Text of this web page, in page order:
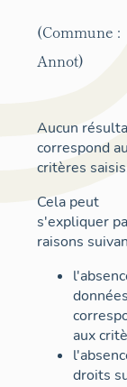
(Commune :
Annot)
Aucun
correspond
critères
Cela peut
s'expliquer
raisons
données
aux
droits